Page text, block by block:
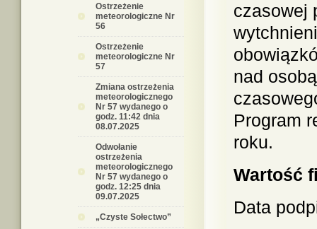
Ostrzeżenie
meteorologiczne Nr
56
Ostrzeżenie
meteorologiczne Nr
57
Zmiana ostrzeżenia
meteorologicznego
Nr 57 wydanego o
godz. 11:42 dnia
08.07.2025
Odwołanie
ostrzeżenia
meteorologicznego
Nr 57 wydanego o
godz. 12:25 dnia
09.07.2025
„Czyste Sołectwo”
czasowej
nad
Program
roku.
Wartość
Data